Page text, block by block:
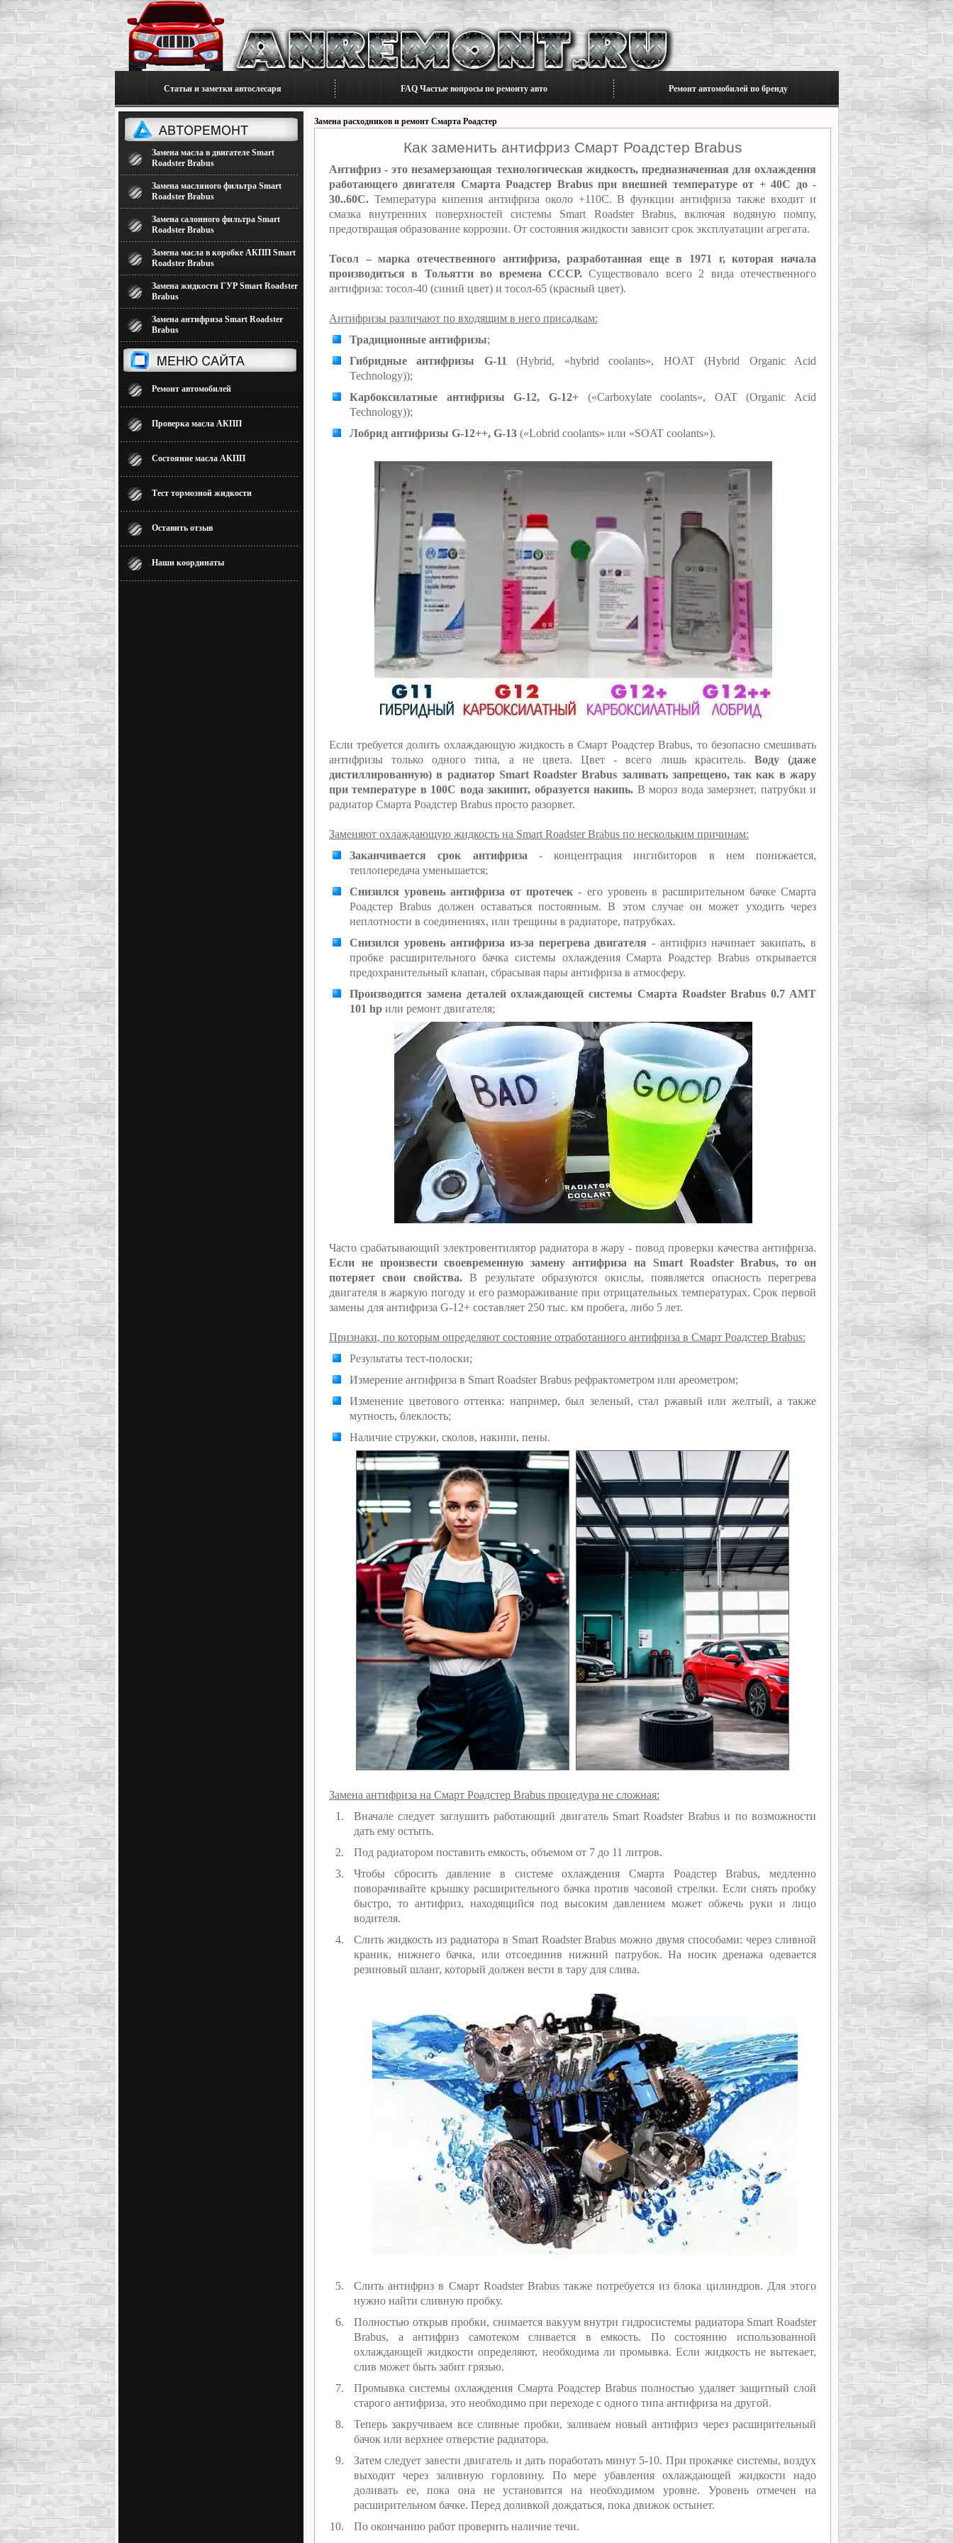
Статьи и заметки автослесаря FAQ Частые вопросы по ремонту авто Ремонт автомобилей по бренду
Замена масла в двигателе Smart
Roadster Brabus
Замена масляного фильтра Smart
Roadster Brabus
Замена салонного фильтра Smart
Roadster Brabus
Замена масла в коробке АКПП Smart
Roadster Brabus
Замена жидкости ГУР Smart Roadster
Brabus
Замена антифриза Smart Roadster
Brabus
Ремонт автомобилей
Проверка масла АКПП
Состояние масла АКПП
Тест тормозной жидкости
Оставить отзыв
Наши координаты
Замена расходников и ремонт Смарта Роадстер
Как заменить антифриз Смарт Роадстер Brabus
Антифриз - это незамерзающая технологическая жидкость, предназначенная для охлаждения
работающего двигателя Смарта Роадстер Brabus при внешней температуре от + 40C до -
30..60C. Температура кипения антифриза около +110С. В функции антифриза также входит и
смазка внутренних поверхностей системы Smart Roadster Brabus, включая водяную помпу,
предотвращая образование коррозии. От состояния жидкости зависит срок эксплуатации агрегата.
Тосол – марка отечественного антифриза, разработанная еще в 1971 г, которая начала
производиться в Тольятти во времена СССР. Существовало всего 2 вида отечественного
антифриза: тосол-40 (синий цвет) и тосол-65 (красный цвет).
Антифризы различают по входящим в него присадкам:
Традиционные антифризы;
Гибридные антифризы G-11
(Hybrid, «hybrid coolants», HOAT (Hybrid Organic Acid
Technology));
Карбоксилатные антифризы G-12, G-12+(«Carboxylate coolants», OAT (Organic Acid
Technology));
Лобрид антифризы G-12++, G-13 («Lobrid coolants» или «SOAT coolants»).
Если требуется долить охлаждающую жидкость в Смарт Роадстер Brabus, то безопасно смешивать
антифризы только одного типа, а не цвета. Цвет - всего лишь краситель. Воду (даже
дистиллированную) в радиатор Smart Roadster Brabus заливать запрещено, так как в жару
при температуре в 100С вода закипит, образуется накипь. В мороз вода замерзнет, патрубки и
радиатор Смарта Роадстер Brabus просто разорвет.
Заменяют охлаждающую жидкость на Smart Roadster Brabus по нескольким причинам:
Заканчивается срок антифриза - концентрация ингибиторов в нем понижается,
теплопередача уменьшается;
Снизился уровень антифриза от протечек - его уровень в расширительном бачке Смарта
Роадстер Brabus должен оставаться постоянным. В этом случае он может уходить через
неплотности в соединениях, или трещины в радиаторе, патрубках.
Снизился уровень антифриза из-за перегрева двигателя - антифриз начинает закипать, в
пробке расширительного бачка системы охлаждения Смарта Роадстер Brabus открывается
предохранительный клапан, сбрасывая пары антифриза в атмосферу.
Производится замена деталей охлаждающей системы Смарта Roadster Brabus 0.7 AMT
101 hp или ремонт двигателя;
Часто срабатывающий электровентилятор радиатора в жару - повод проверки качества антифриза.
Если не произвести своевременную замену антифриза на Smart Roadster Brabus, то он
потеряет свои свойства.В результате образуются окислы, появляется опасность перегрева
двигателя в жаркую погоду и его размораживание при отрицательных температурах. Срок первой
замены для антифриза G-12+ составляет 250 тыс. км пробега, либо 5 лет.
Признаки, по которым определяют состояние отработанного антифриза в Смарт Роадстер Brabus:
Результаты тест-полоски;
Измерение антифриза в Smart Roadster Brabus рефрактометром или ареометром;
Изменение цветового оттенка: например, был зеленый, стал ржавый или желтый, а также
мутность, блеклость;
Наличие стружки, сколов, накипи, пены.
Замена антифриза на Смарт Роадстер Brabus процедура не сложная:
Вначале следует заглушить работающий двигатель Smart Roadster Brabus и по возможности
дать ему остыть.
Под радиатором поставить емкость, объемом от 7 до 11 литров.
Чтобы сбросить давление в системе охлаждения Смарта Роадстер Brabus, медленно
поворачивайте крышку расширительного бачка против часовой стрелки. Если снять пробку
быстро, то антифриз, находящийся под высоким давлением может обжечь руки и лицо
водителя.
Слить жидкость из радиатора в Smart Roadster Brabus можно двумя способами: через сливной
краник, нижнего бачка, или отсоединив нижний патрубок. На носик дренажа одевается
резиновый шланг, который должен вести в тару для слива.
Слить антифриз в Смарт Roadster Brabus также потребуется из блока цилиндров. Для этого
нужно найти сливную пробку.
Полностью открыв пробки, снимается вакуум внутри гидросистемы радиатора Smart Roadster
Brabus, а антифриз самотеком сливается в емкость. По состоянию использованной
охлаждающей жидкости определяют, необходима ли промывка. Если жидкость не вытекает,
слив может быть забит грязью.
Промывка системы охлаждения Смарта Роадстер Brabus полностью удаляет защитный слой
старого антифриза, это необходимо при переходе с одного типа антифриза на другой.
Теперь закручиваем все сливные пробки, заливаем новый антифриз через расширительный
бачок или верхнее отверстие радиатора.
Затем следует завести двигатель и дать поработать минут 5-10. При прокачке системы, воздух
выходит через заливную горловину. По мере убавления охлаждающей жидкости надо
доливать ее, пока она не установится на необходимом уровне. Уровень отмечен на
расширительном бачке. Перед доливкой дождаться, пока движок остынет.
По окончанию работ проверить наличие течи.